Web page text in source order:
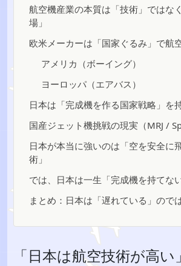
航空機産業の本質は「技術」ではな
場」
欧米メーカーは「国家ぐるみ」で航
アメリカ（ボーイング）
ヨーロッパ（エアバス）
日本は「完成機を作る国家戦略」を
国産ジェット機挑戦の現実（MRJ /
日本が本当に強いのは「空を安全に
術」
では、日本は一生「完成機を持てな
まとめ：日本は「遅れている」ので
「日本は航空技術が高い」